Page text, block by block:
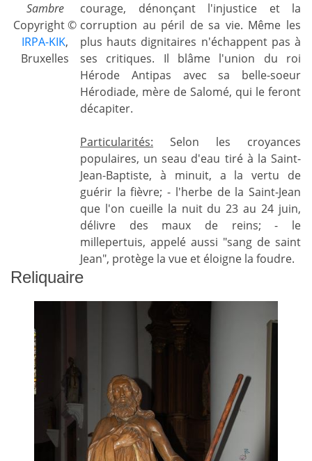
Sambre
Copyright ©
IRPA-KIK,
Bruxelles
courage, dénonçant l'injustice et la
corruption au péril de sa vie. Même les
plus hauts dignitaires n'échappent pas à
ses critiques. Il blâme l'union du roi
Hérode Antipas avec sa belle-soeur
Hérodiade, mère de Salomé, qui le feront
décapiter.
Particularités: Selon les croyances
populaires, un seau d'eau tiré à la Saint-
Jean-Baptiste, à minuit, a la vertu de
guérir la fièvre; - l'herbe de la Saint-Jean
que l'on cueille la nuit du 23 au 24 juin,
délivre des maux de reins; - le
millepertuis, appelé aussi "sang de saint
Jean", protège la vue et éloigne la foudre.
Reliquaire